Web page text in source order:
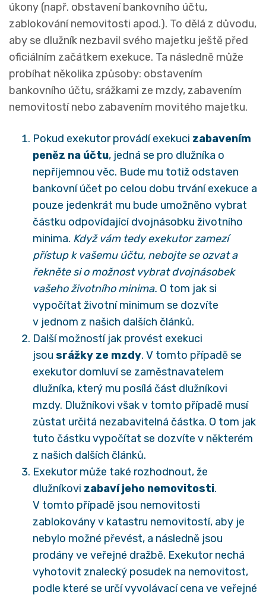
úkony (např. obstavení bankovního účtu,
zablokování nemovitosti apod.). To dělá z důvodu,
aby se dlužník nezbavil svého majetku ještě před
oficiálním začátkem exekuce. Ta následně může
probíhat několika způsoby: obstavením
bankovního účtu, srážkami ze mzdy, zabavením
nemovitostí nebo zabavením movitého majetku.
Pokud exekutor provádí exekuci zabavením
peněz na účtu, jedná se pro dlužníka o
nepříjemnou věc. Bude mu totiž odstaven
bankovní účet po celou dobu trvání exekuce a
pouze jedenkrát mu bude umožněno vybrat
částku odpovídající dvojnásobku životního
minima. Když vám tedy exekutor zamezí
přístup k vašemu účtu, nebojte se ozvat a
řekněte si o možnost vybrat dvojnásobek
vašeho životního minima. O tom jak si
vypočítat životní minimum se dozvíte
v jednom z našich dalších článků.
Další možností jak provést exekuci
jsou srážky ze mzdy. V tomto případě se
exekutor domluví se zaměstnavatelem
dlužníka, který mu posílá část dlužníkovi
mzdy. Dlužníkovi však v tomto případě musí
zůstat určitá nezabavitelná částka. O tom jak
tuto částku vypočítat se dozvíte v některém
z našich dalších článků.
Exekutor může také rozhodnout, že
dlužníkovi zabaví jeho nemovitosti.
V tomto případě jsou nemovitosti
zablokovány v katastru nemovitostí, aby je
nebylo možné převést, a následně jsou
prodány ve veřejné dražbě. Exekutor nechá
vyhotovit znalecký posudek na nemovitost,
podle které se určí vyvolávací cena ve veřejné